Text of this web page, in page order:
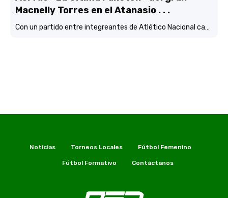
Macnelly Torres en el Atanasio . . .
Con un partido entre integreantes de Atlético Nacional campéon continental
Noticias Torneos Locales Fútbol Femenino
Fútbol Formativo Contáctanos